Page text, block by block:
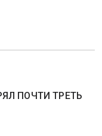
ПОЧТИ ТРЕТЬ